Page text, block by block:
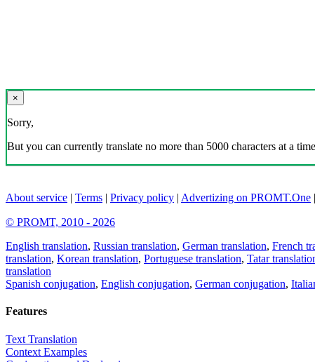
×
Sorry,
But you can currently translate no more than 5000 characters at a
About service | Terms | Privacy policy | Advertizing on PROMT.One |
© PROMT, 2010 - 2026
English translation, Russian translation, German translation, French
translation, Korean translation, Portuguese translation, Tatar
translation
Spanish conjugation, English conjugation, German conjugation,
Features
Text Translation
Context Examples